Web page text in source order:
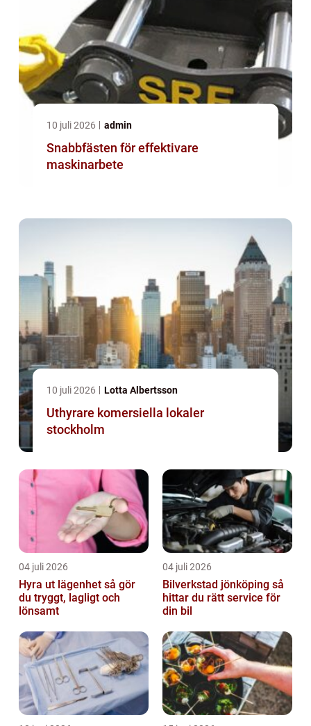
10 juli 2026 admin
Snabbfästen för effektivare
maskinarbete
10 juli 2026 Lotta Albertsson
Uthyrare komersiella lokaler
stockholm
04 juli 2026
Hyra ut lägenhet så gör
du tryggt, lagligt och
lönsamt
04 juli 2026
Bilverkstad jönköping så
hittar du rätt service för
din bil